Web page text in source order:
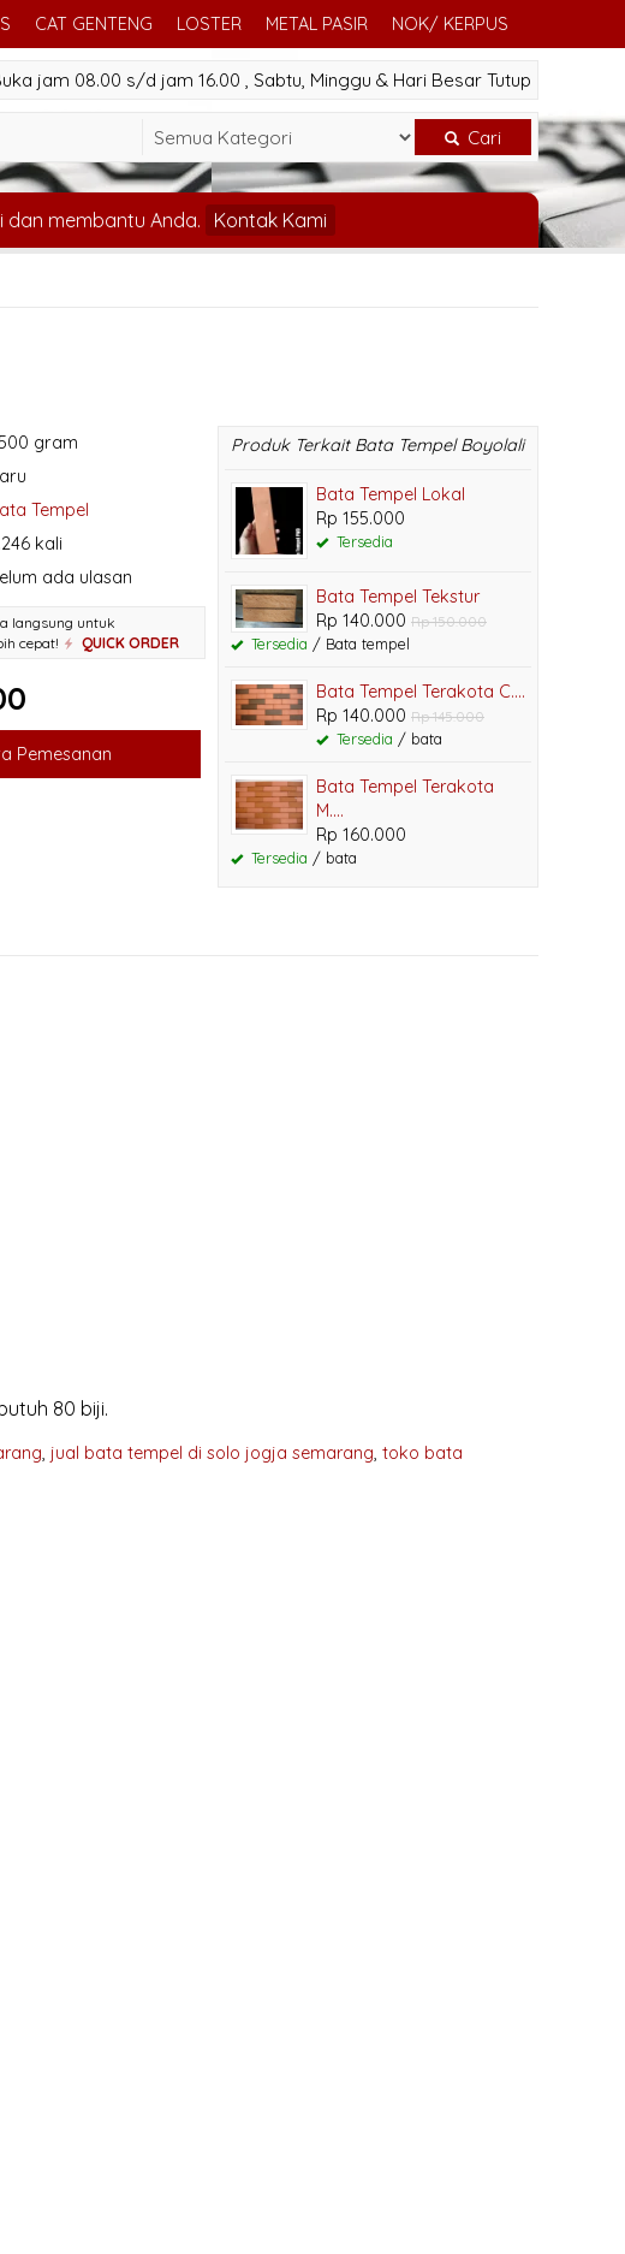
CAT GENTENG LOSTER METAL PASIR NOK/ KERPUS
jam 08.00 s/d jam 16.00 , Sabtu, Minggu & Hari Besar Tutup
Cari
dan membantu Anda. Kontak Kami
gram
Tempel
kali
ada ulasan
langsung untuk
cepat!
QUICK ORDER
Pemesanan
Produk Terkait Bata Tempel Boyolali
Bata Tempel Lokal
Rp 155.000
Tersedia
Bata Tempel Tekstur
Rp 140.000 Rp 150.000
Tersedia / Bata tempel
Bata Tempel Terakota C....
Rp 140.000 Rp 145.000
Tersedia / bata
Bata Tempel Terakota
M....
Rp 160.000
Tersedia / bata
80 biji.
, jual bata tempel di solo jogja semarang, toko bata